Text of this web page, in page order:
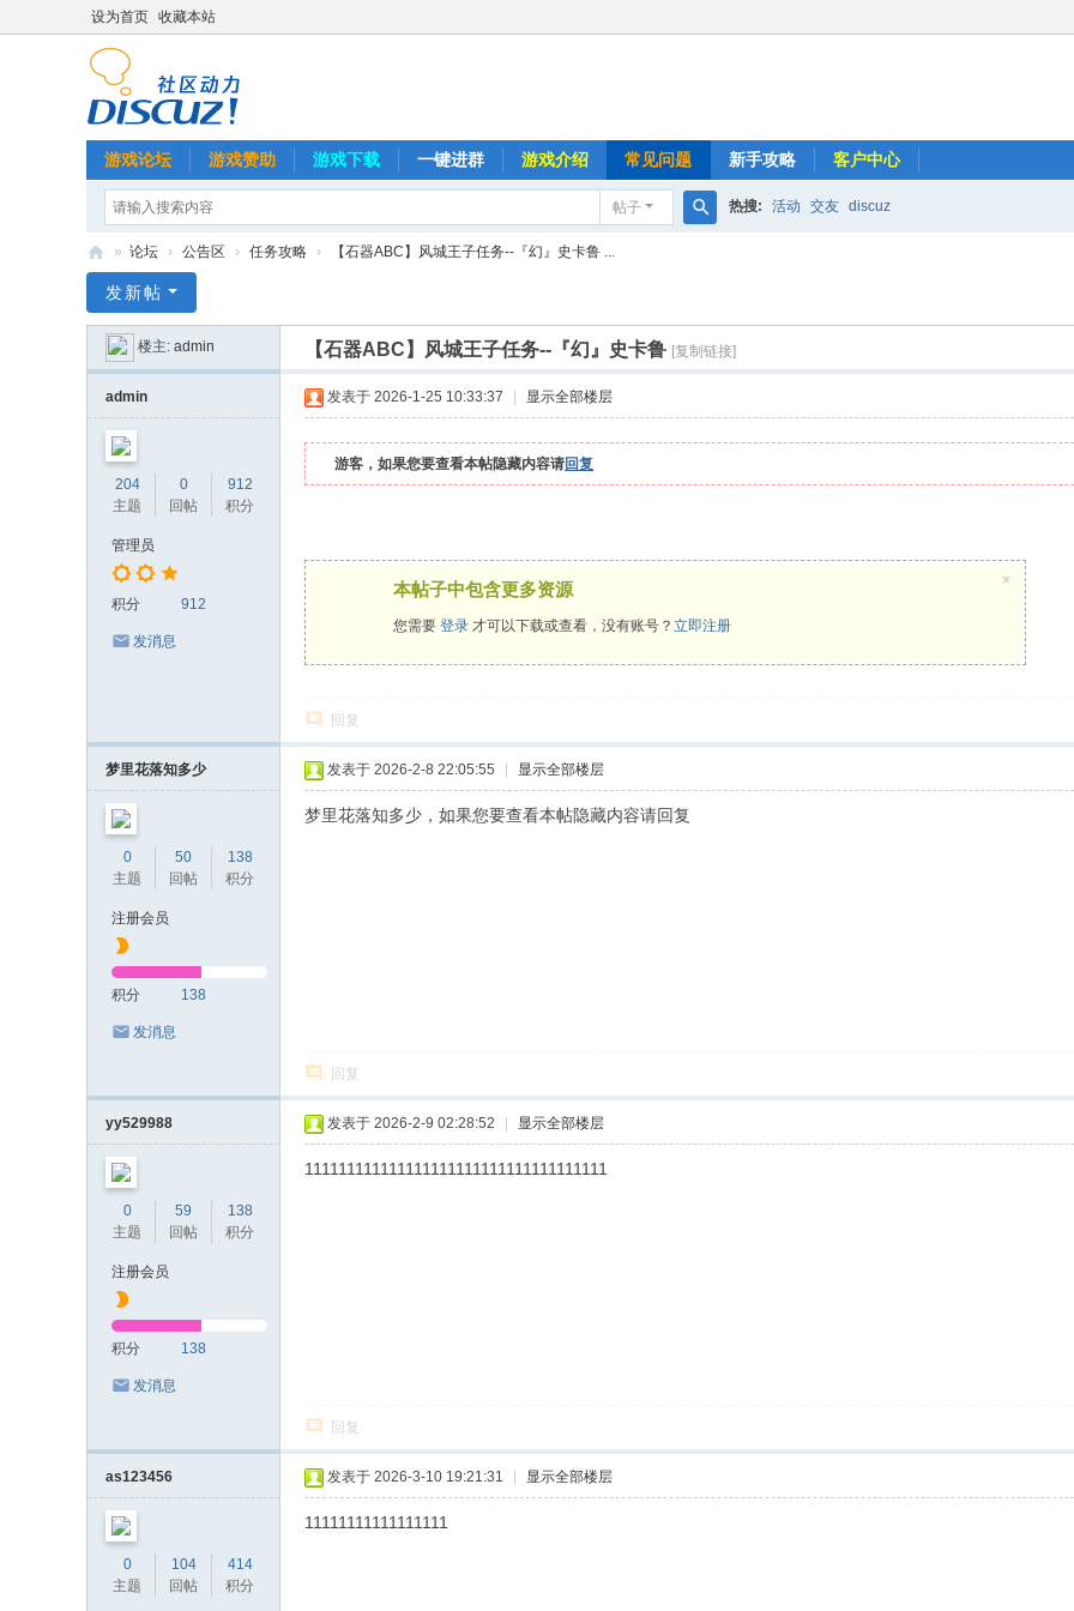
设为首页 收藏本站
游戏论坛 游戏赞助 游戏下载 一键进群 游戏介绍 常见问题 新手攻略 客户中心
帖子 热搜: 活动 交友 discuz
器
» 论坛 › 公告区 › 任务攻略 › 【石器ABC】风城王子任务--『幻』史卡鲁 ...
发新帖
楼主: admin 【石器ABC】风城王子任务--『幻』史卡鲁 [复制链接]
admin
204
主题
0
回帖
912
积分
管理员
积分 912
发消息
发表于 2026-1-25 10:33:37 显示全部楼层
游客，如果您要查看本帖隐藏内容请回复
本帖子中包含更多资源
您需要 登录 才可以下载或查看，没有账号？ 立即注册
×
回复
梦里花落知多少
0
主题
50
回帖
138
积分
注册会员
积分 138
发消息
发表于 2026-2-8 22:05:55 显示全部楼层
梦里花落知多少，如果您要查看本帖隐藏内容请回复
回复
yy529988
0
主题
59
回帖
138
积分
注册会员
积分 138
发消息
发表于 2026-2-9 02:28:52 显示全部楼层
111111111111111111111111111111111111
回复
as123456
0
主题
104
回帖
414
积分
发表于 2026-3-10 19:21:31 显示全部楼层
11111111111111111